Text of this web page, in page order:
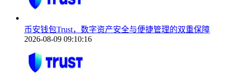
币安钱包Trust，数字资产安全与便捷管理的双重保障
2026-08-09 09:10:16